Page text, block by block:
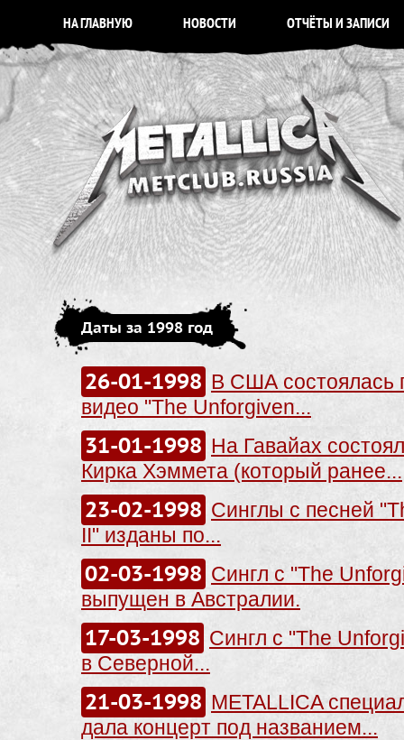
НА ГЛАВНУЮ НОВОСТИ ОТЧЁТЫ И ЗАПИСИ
Даты за 1998 год
26-01-1998 В США состоялась
видео "The Unforgiven...
31-01-1998 На Гавайах
Кирка Хэммета (который ранее...
23-02-1998 Синглы с песней
II" изданы по...
02-03-1998 Сингл с "The
выпущен в Австралии.
17-03-1998 Сингл с "The
в Северной...
21-03-1998 METALLICA
дала концерт под названием...